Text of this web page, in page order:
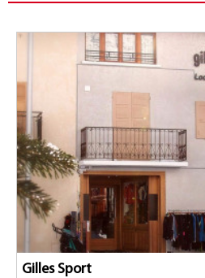
Gilles Sport